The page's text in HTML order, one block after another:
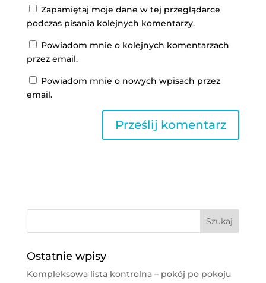
Zapamiętaj moje dane w tej przeglądarce
podczas pisania kolejnych komentarzy.
Powiadom mnie o kolejnych komentarzach
przez email.
Powiadom mnie o nowych wpisach przez
email.
Ostatnie wpisy
Kompleksowa lista kontrolna – pokój po pokoju